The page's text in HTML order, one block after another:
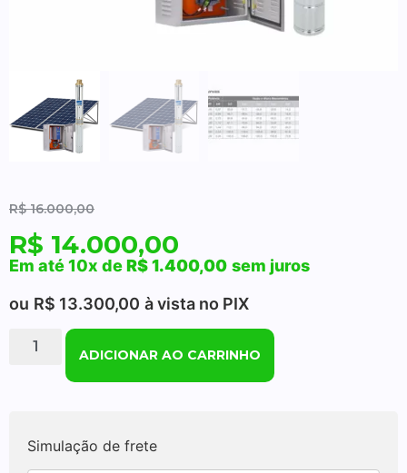
R$16.000,00
R$ 14.000,00
Em até 10x deR$1.400,00 sem juros
ou R$ 13.300,00 à vista no PIX
ADICIONAR AO CARRINHO
Simulação de frete